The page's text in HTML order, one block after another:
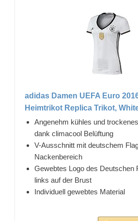
adidas Damen UEFA Euro
Heimtrikot Replica Trikot,
Angenehm kühles und
dank climacool Belüftung
V-Ausschnitt mit deutschem
Nackenbereich
Gewebtes Logo des Deutschen
links auf der Brust
Individuell gewebtes Material